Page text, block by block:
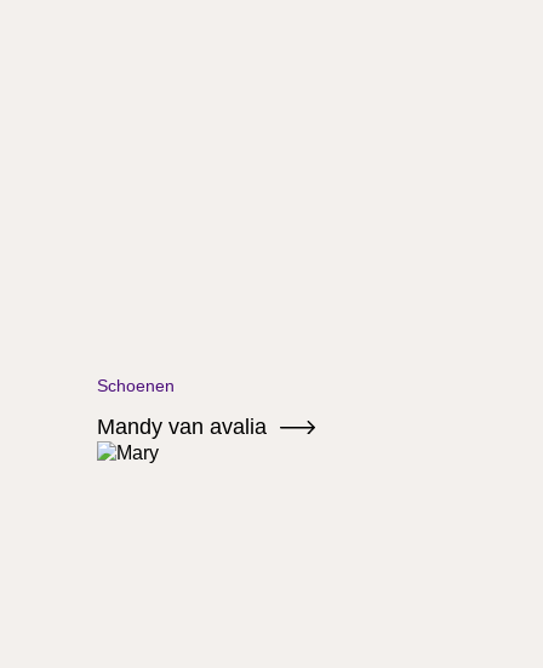
Schoenen
Mandy van avalia